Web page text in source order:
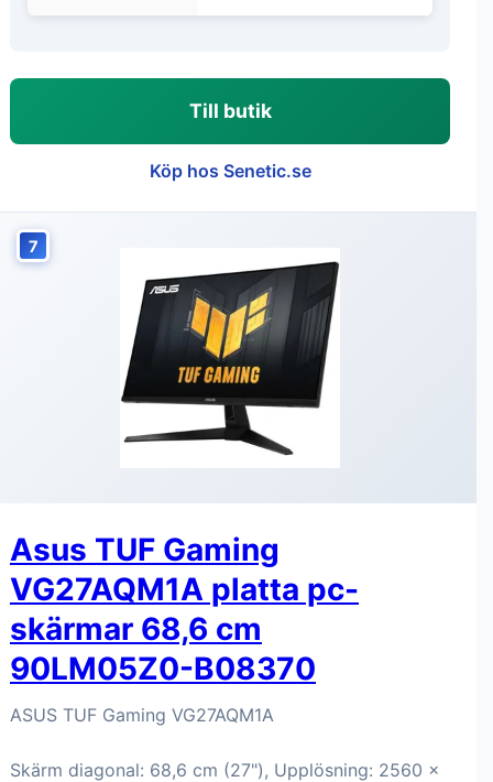
Till butik
Köp hos Senetic.se
7
Asus TUF Gaming
VG27AQM1A platta pc-
skärmar 68,6 cm
90LM05Z0-B08370
ASUS TUF Gaming VG27AQM1A
Skärm diagonal: 68,6 cm (27"), Upplösning: 2560 x